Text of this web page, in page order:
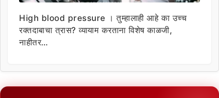
High blood pressure । तुम्हालाही आहे का उच्च
रक्तदाबाचा त्रास? व्यायाम करताना विशेष काळजी,
नाहीतर…